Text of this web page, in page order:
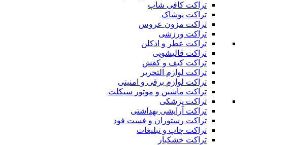
تراکت کافی شاپ
تراکت پوشاک
تراکت مزون عروس
تراکت ورزشی
تراکت عطر و ادکلن
تراکت قالیشویی
تراکت کیف و کفش
تراکت لوازم التحریر
تراکت لوازم برقی و امنیتی
تراکت ماشین و موتور سیکلت
تراکت پزشکی
تراکت آرایشی بهداشتی
تراکت رستوران و فست فود
تراکت چاپ و تبلیغات
تراکت خشکبار